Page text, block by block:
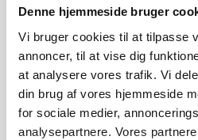
Denne hjemmeside bruger
Vi bruger cookies til at tilpasse
annoncer, til at vise dig
at analysere vores trafik. Vi
din brug af vores hjemmeside
for sociale medier,
analysepartnere. Vores
Vinkøler 3L, Hendi
6